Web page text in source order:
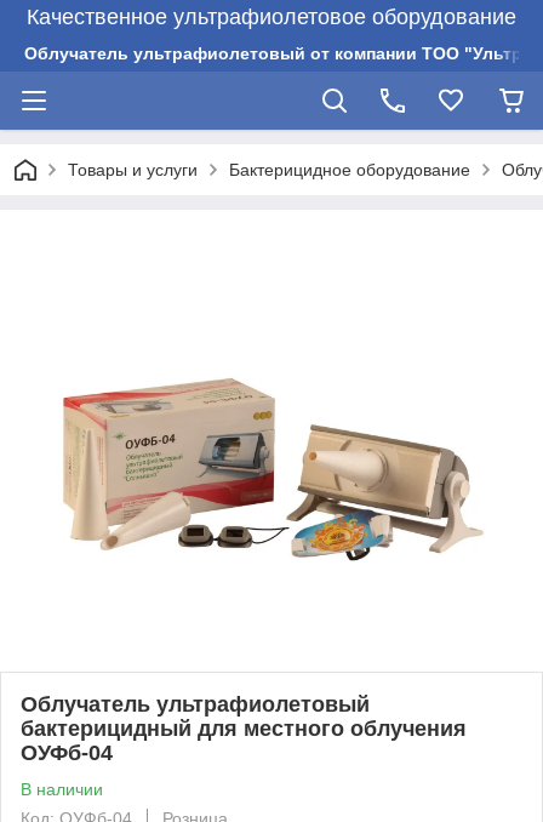
Качественное ультрафиолетовое оборудование
Облучатель ультрафиолетовый от компании ТОО
Товары и услуги Бактерицидное оборудование
Облучатель ультрафиолетовый
бактерицидный для местного облучения
ОУФб-04
В наличии
Код: ОУФб-04
Розница